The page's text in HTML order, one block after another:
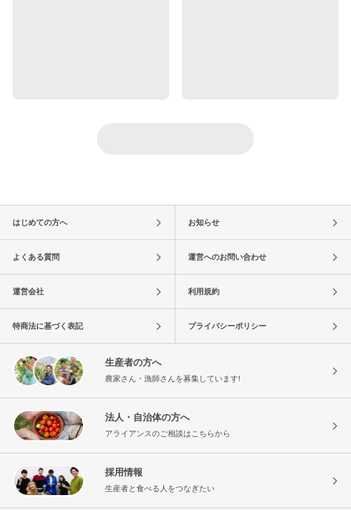
はじめての方へ お知らせ
よくある質問 運営へのお問い合わせ
運営会社 利用規約
特商法に基づく表記 プライバシーポリシー
生産者の方へ
農家さん・漁師さんを募集しています!
法人・自治体の方へ
アライアンスのご相談はこちらから
採用情報
生産者と食べる人をつなぎたい